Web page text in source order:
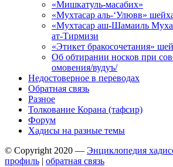
«Мишкатуль-масабих»
«Мухтасар аль-‘Улювв»
«Мухтасар аш-Шамаиль
ат-Тирмизи
«Этикет бракосочетания»
Об обтирании носков при
омовения/вудуъ/
Недостоверное в переводах
Обратная связь
Разное
Толкование Корана (тафсир)
Форум
Хадисы на разные темы
© Copyright 2020 — Энциклопедия
профиль | обратная связь